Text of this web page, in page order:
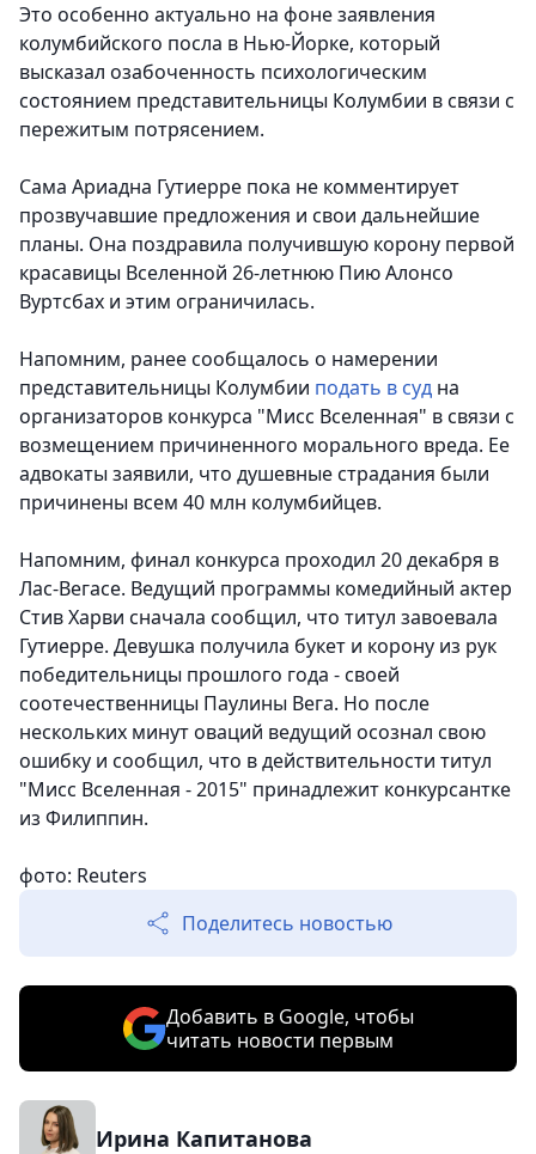
Это особенно актуально на фоне заявления
колумбийского посла в Нью-Йорке, который
высказал озабоченность психологическим
состоянием представительницы Колумбии в связи с
пережитым потрясением.
Сама Ариадна Гутиерре пока не комментирует
прозвучавшие предложения и свои дальнейшие
планы. Она поздравила получившую корону первой
красавицы Вселенной 26-летнюю Пию Алонсо
Вуртсбах и этим ограничилась.
Напомним, ранее сообщалось о намерении
представительницы Колумбии подать в суд на
организаторов конкурса "Мисс Вселенная" в связи с
возмещением причиненного морального вреда. Ее
адвокаты заявили, что душевные страдания были
причинены всем 40 млн колумбийцев.
Напомним, финал конкурса проходил 20 декабря в
Лас-Вегасе. Ведущий программы комедийный актер
Стив Харви сначала сообщил, что титул завоевала
Гутиерре. Девушка получила букет и корону из рук
победительницы прошлого года - своей
соотечественницы Паулины Вега. Но после
нескольких минут оваций ведущий осознал свою
ошибку и сообщил, что в действительности титул
"Мисс Вселенная - 2015" принадлежит конкурсантке
из Филиппин.
фото: Reuters
Поделитесь новостью
Добавить в Google, чтобы
читать новости первым
Ирина Капитанова